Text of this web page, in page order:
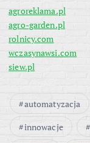
agroreklama.pl
agro-garden.pl
rolnicy.com
wczasynawsi.com
siew.pl
automatyzacja
innowacje